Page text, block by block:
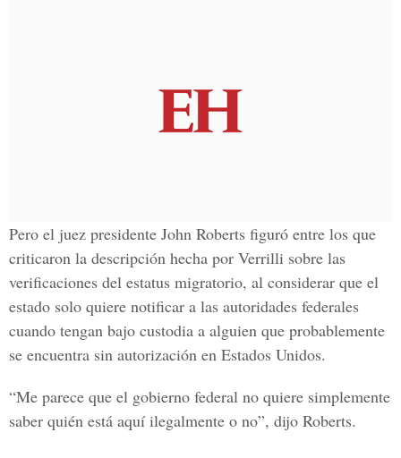
Pero el juez presidente John Roberts figuró entre los que
criticaron la descripción hecha por Verrilli sobre las
verificaciones del estatus migratorio, al considerar que el
estado solo quiere notificar a las autoridades federales
cuando tengan bajo custodia a alguien que probablemente
se encuentra sin autorización en Estados Unidos.
“Me parece que el gobierno federal no quiere simplemente
saber quién está aquí ilegalmente o no”, dijo Roberts.